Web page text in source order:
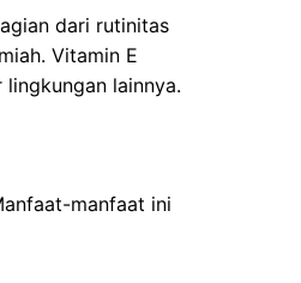
dari rutinitas
Vitamin E
lainnya.
manfaat ini